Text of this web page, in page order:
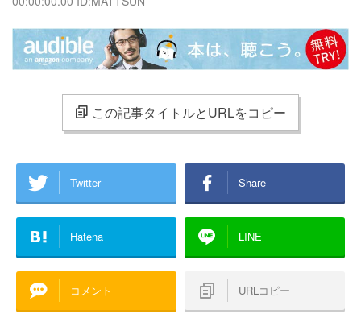
この記事タイトルとURLをコピー
Twitter Share
Hatena LINE
コメント URLコピー